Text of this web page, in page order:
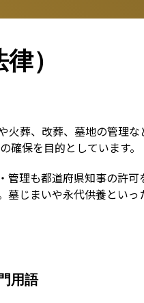
）
葬、改葬、墓地の管理
保を目的としています。
理も都道府県知事の許
じまいや永代供養とい
用語